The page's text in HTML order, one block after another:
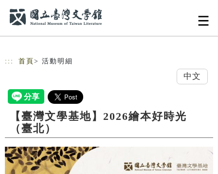
::: 首頁 > 活動明細
中文
【臺灣文學基地】2026繪本好時光
（臺北）